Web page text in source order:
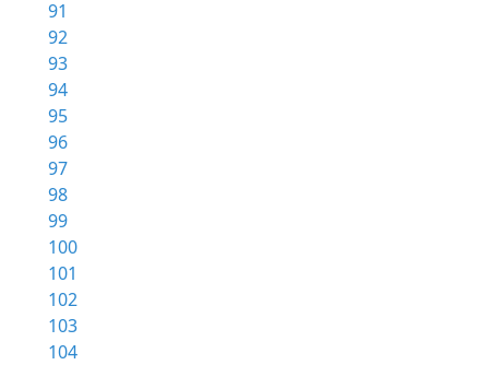
91
92
93
94
95
96
97
98
99
100
101
102
103
104